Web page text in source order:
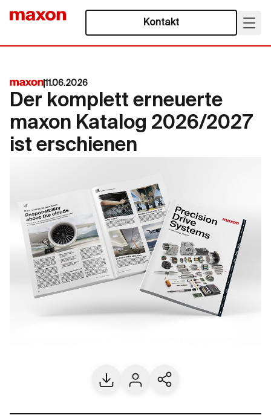
Kontakt
11.06.2026
Der komplett erneuerte
maxon Katalog 2026/2027
ist erschienen
DownloadKontaktAktuelle Seite teilen